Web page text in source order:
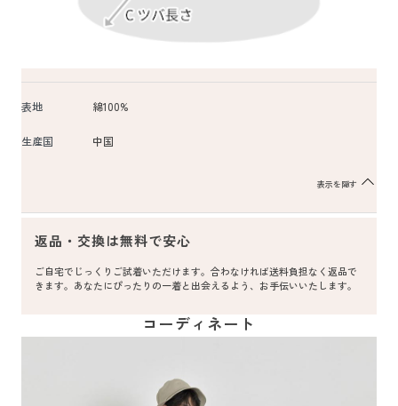
表地 綿100%
生産国 中国
表示を隠す
返品・交換は無料で安心
ご自宅でじっくりご試着いただけます。合わなければ送料負担なく返品で
きます。あなたにぴったりの一着と出会えるよう、お手伝いいたします。
コーディネート